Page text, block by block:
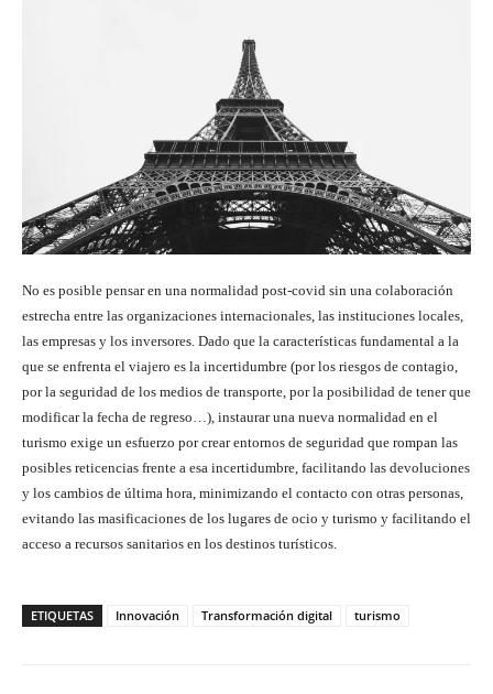
No es posible pensar en una normalidad post-covid sin una colaboración
estrecha entre las organizaciones internacionales, las instituciones locales,
las empresas y los inversores. Dado que la características fundamental a la
que se enfrenta el viajero es la incertidumbre (por los riesgos de contagio,
por la seguridad de los medios de transporte, por la posibilidad de tener que
modificar la fecha de regreso…), instaurar una nueva normalidad en el
turismo exige un esfuerzo por crear entornos de seguridad que rompan las
posibles reticencias frente a esa incertidumbre, facilitando las devoluciones
y los cambios de última hora, minimizando el contacto con otras personas,
evitando las masificaciones de los lugares de ocio y turismo y facilitando el
acceso a recursos sanitarios en los destinos turísticos.
ETIQUETAS Innovación Transformación digital turismo